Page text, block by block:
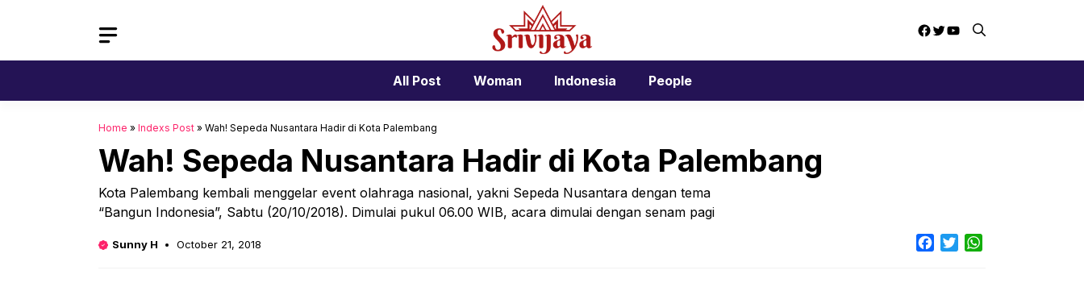
Facebook
Twitter
YouTube
All Post Woman Indonesia People
Home » Indexs Post » Wah! Sepeda Nusantara Hadir di Kota Palembang
Wah! Sepeda Nusantara Hadir di Kota Palembang
Kota Palembang kembali menggelar event olahraga nasional, yakni Sepeda Nusantara dengan tema
“Bangun Indonesia”, Sabtu (20/10/2018). Dimulai pukul 06.00 WIB, acara dimulai dengan senam pagi
Sunny H October 21, 2018 Facebook
Twitter